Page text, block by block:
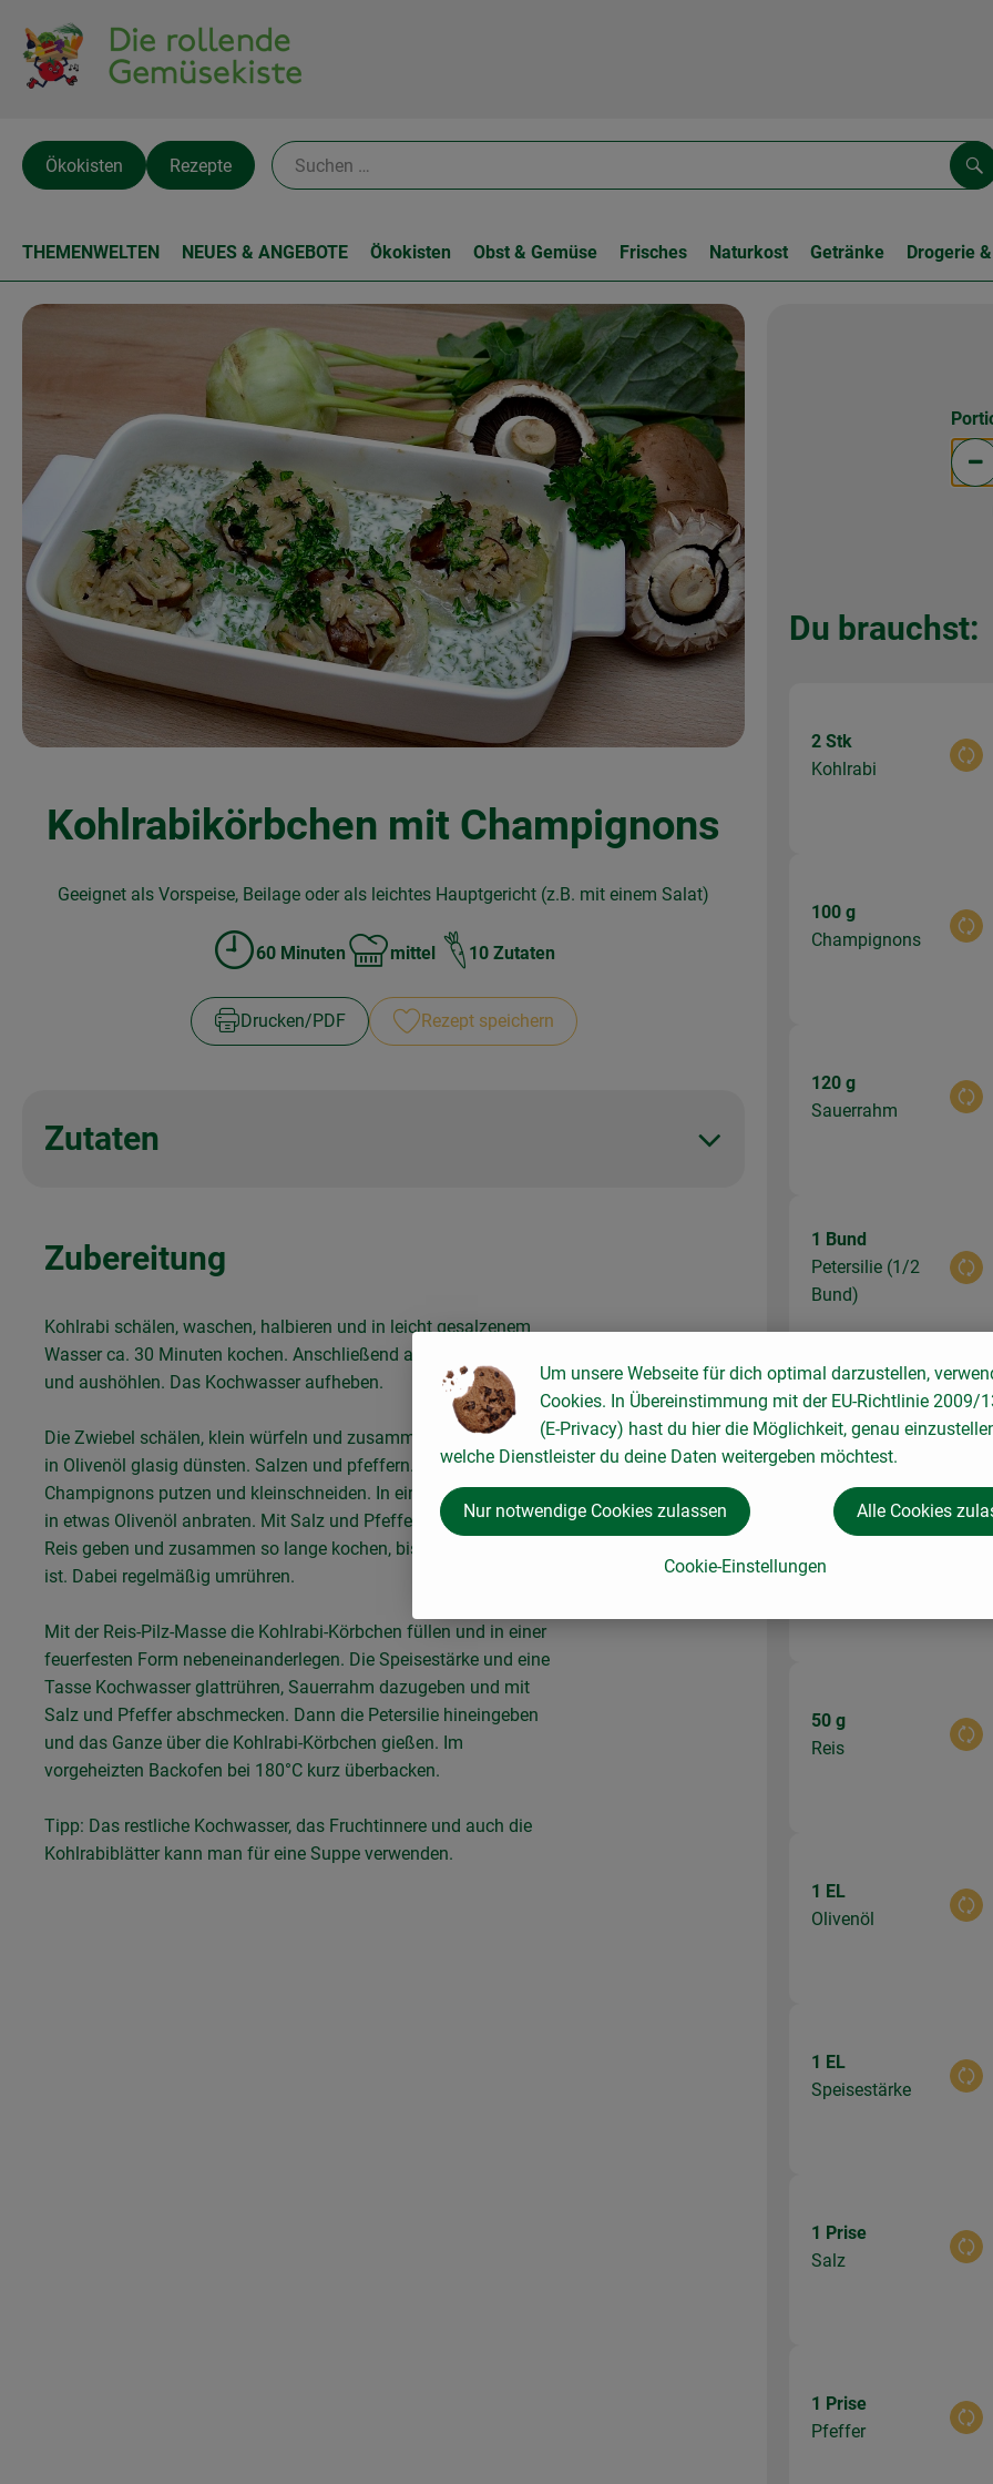
Ökokisten Rezepte
THEMENWELTEN NEUES & ANGEBOTE Ökokisten Obst & Gemüse Frisches Naturkost Getränke Drogerie
Kohlrabikörbchen mit Champignons
Geeignet als Vorspeise, Beilage oder als leichtes Hauptgericht (z.B. mit einem Salat)
Zubreitungszeit:
60 Minuten
Schwierigkeit:
mittel 10 Zutaten
Drucken​/​PDF Rezept speichern
Zutaten
Zubereitung
Kohlrabi schälen, waschen, halbieren und in leicht gesalzenem
Wasser ca. 30 Minuten kochen. Anschließend abtropfen lassen
und aushöhlen. Das Kochwasser aufheben.
Die Zwiebel schälen, klein würfeln und zusammen mit dem Reis
in Olivenöl glasig dünsten. Salzen und pfeffern.
Champignons putzen und kleinschneiden. In einer kleinen Pfanne
in etwas Olivenöl anbraten. Mit Salz und Pfeffer würzen, zum
Reis geben und zusammen so lange kochen, bis der Reis weich
ist. Dabei regelmäßig umrühren.
Mit der Reis-Pilz-Masse die Kohlrabi-Körbchen füllen und in einer
feuerfesten Form nebeneinanderlegen. Die Speisestärke und eine
Tasse Kochwasser glattrühren, Sauerrahm dazugeben und mit
Salz und Pfeffer abschmecken. Dann die Petersilie hineingeben
und das Ganze über die Kohlrabi-Körbchen gießen. Im
vorgeheizten Backofen bei 180°C kurz überbacken.
Tipp: Das restliche Kochwasser, das Fruchtinnere und auch die
Kohlrabiblätter kann man für eine Suppe verwenden.
Du brauchst:
2 Stk
Kohlrabi
100 g
Champignons
120 g
Sauerrahm
1 Bund
Petersilie (1/2
Bund)
Du hast
Zwiebel
50 g
Reis
1 EL
Olivenöl
1 EL
Speisestärke
1 Prise
Salz
1 Prise
Pfeffer
Um unsere Webseite für dich optimal darzustellen,
Cookies. In Übereinstimmung mit der EU-Richtlinie 2009/
(E-Privacy) hast du hier die Möglichkeit, genau
welche Dienstleister du deine Daten weitergeben möchtest.
Cookie-Einstellungen
Nur notwendige Cookies zulassen Alle Cookies